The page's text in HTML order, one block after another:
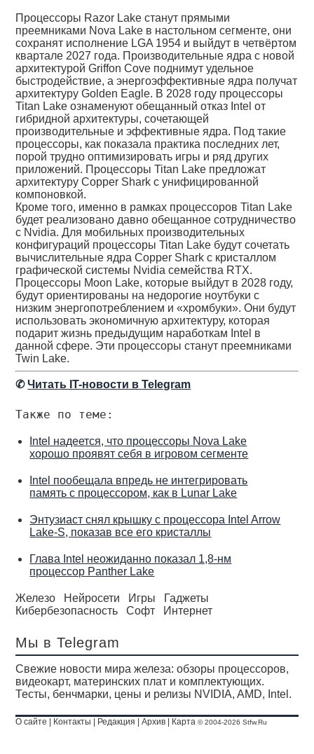
Процессоры Razor Lake станут прямыми
преемниками Nova Lake в настольном сегменте, они
сохранят исполнение LGA 1954 и выйдут в четвёртом
квартале 2027 года. Производительные ядра с новой
архитектурой Griffon Cove поднимут удельное
быстродействие, а энергоэффективные ядра получат
архитектуру Golden Eagle. В 2028 году процессоры
Titan Lake ознаменуют обещанный отказ Intel от
гибридной архитектуры, сочетающей
производительные и эффективные ядра. Под такие
процессоры, как показала практика последних лет,
порой трудно оптимизировать игры и ряд других
приложений. Процессоры Titan Lake предложат
архитектуру Copper Shark с унифицированной
компоновкой.
Кроме того, именно в рамках процессоров Titan Lake
будет реализовано давно обещанное сотрудничество
с Nvidia. Для мобильных производительных
конфигураций процессоры Titan Lake будут сочетать
вычислительные ядра Copper Shark с кристаллом
графической системы Nvidia семейства RTX.
Процессоры Moon Lake, которые выйдут в 2028 году,
будут ориентированы на недорогие ноутбуки с
низким энергопотреблением и «хромбуки». Они будут
использовать экономичную архитектуру, которая
подарит жизнь предыдущим наработкам Intel в
данной сфере. Эти процессоры станут преемниками
Twin Lake.
✆Читать IT-новости в Telegram
Также по теме:
Intel надеется, что процессоры Nova Lake
хорошо проявят себя в игровом сегменте
Intel пообещала впредь не интегрировать
память с процессором, как в Lunar Lake
Энтузиаст снял крышку с процессора Intel Arrow
Lake-S, показав все его кристаллы
Глава Intel неожиданно показал 1,8-нм
процессор Panther Lake
Железо Нейросети Игры
Гаджеты
Кибербезопасность
Софт Интернет
Мы в Telegram
Свежие новости мира железа: обзоры процессоров,
видеокарт, материнских плат и комплектующих.
Тесты, бенчмарки, цены и релизы NVIDIA, AMD, Intel.
О сайте Контакты Редакция |Архив Карта © 2004-2026 Stfw.Ru